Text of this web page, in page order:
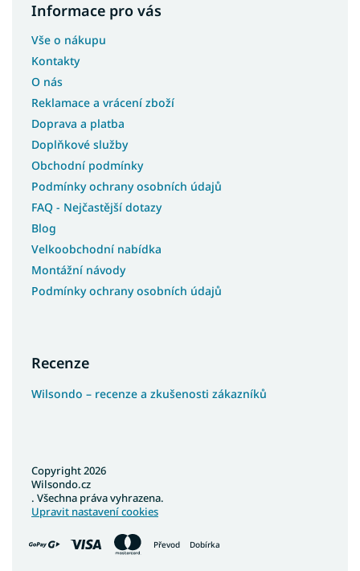
Informace pro vás
Vše o nákupu
Kontakty
O nás
Reklamace a vrácení zboží
Doprava a platba
Doplňkové služby
Obchodní podmínky
Podmínky ochrany osobních údajů
FAQ - Nejčastější dotazy
Blog
Velkoobchodní nabídka
Montážní návody
Podmínky ochrany osobních údajů
Recenze
Wilsondo – recenze a zkušenosti zákazníků
Převod Dobírka
Copyright 2026
Wilsondo.cz
. Všechna práva vyhrazena.
Upravit nastavení cookies